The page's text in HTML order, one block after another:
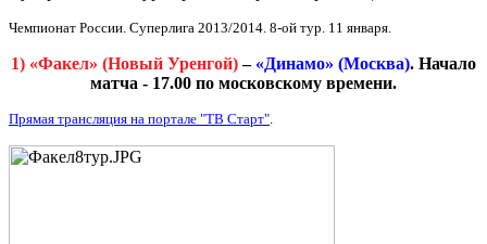
Чемпионат России. Суперлига 2013/2014. 8-ой тур. 11 января.
1) «Факел» (Новый Уренгой)– «Динамо» (Москва). Начало
матча - 17.00 по московскому времени.
Прямая трансляция на портале "ТВ Старт".